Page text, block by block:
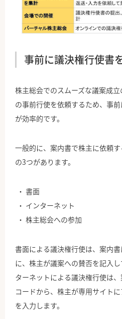
事前に議決権行使書
株主総会でのスムーズな議案成
の事前行使を依頼するため、事
が効率的です。
一般的に、案内書で株主に依頼
の3つがあります。
書面
インターネット
株主総会への参加
書面による議決権行使は、案内
に、株主が議案への賛否を記入
ターネットによる議決権行使は
コードから、株主が専用サイト
を入力します。